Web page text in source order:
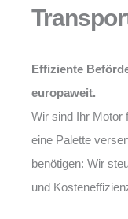
Effiziente
europaweit.
Wir sind Ihr Motor
eine Palette
benötigen: Wir
und